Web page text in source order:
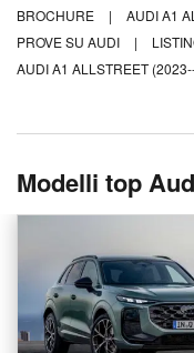
BROCHURE
| AUDI A1
PROVE SU AUDI
|
AUDI A1 ALLSTREET
Modelli top